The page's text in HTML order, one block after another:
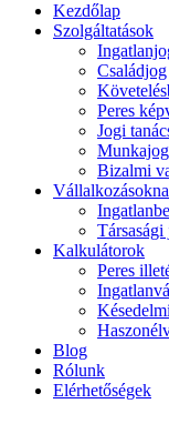
Kezdőlap
Szolgáltatások
Családjog
Peres
Jogi
Munkajog
Bizalmi
Társasági
Kalkulátorok
Peres
Blog
Rólunk
Elérhetőségek